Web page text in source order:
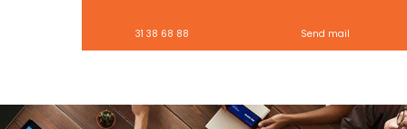
31 38 68 88 Send mail